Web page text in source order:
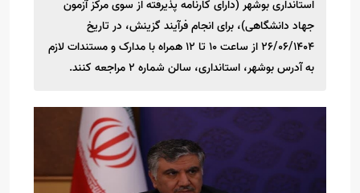
استانداری بوشهر (دارای کارنامه پذیرفته از سوی مرکز آزمون
جهاد دانشگاهی)، برای انجام فرآیند گزینش، در تاریخ
26/06/1404 از ساعت 10 تا 12 همراه با مدارک و مستندات لازم
به آدرس بوشهر، استانداری، سالن شماره 2 مراجعه کنند.